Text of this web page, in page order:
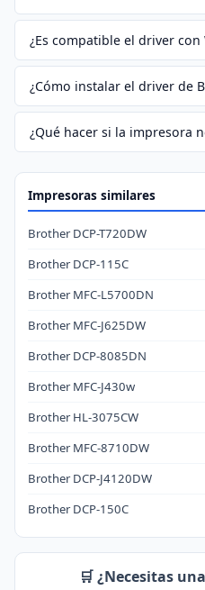
¿Es compatible el driver con
¿Cómo instalar el driver de
¿Qué hacer si la impresora
Impresoras similares
Brother DCP-T720DW
Brother DCP-115C
Brother MFC-L5700DN
Brother MFC-J625DW
Brother DCP-8085DN
Brother MFC-J430w
Brother HL-3075CW
Brother MFC-8710DW
Brother DCP-J4120DW
Brother DCP-150C
🛒 ¿Necesitas